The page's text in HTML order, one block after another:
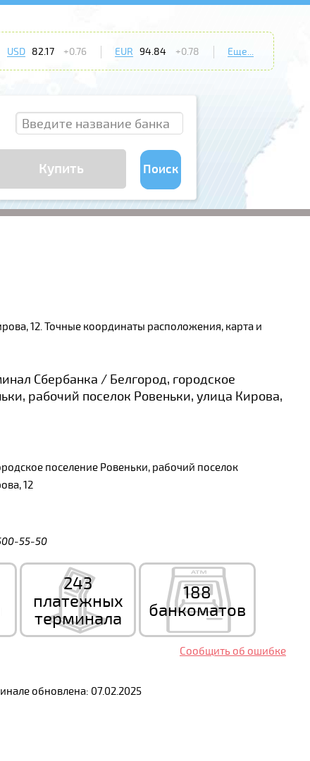
USD 82.17 +0.76 EUR 94.84 +0.78 Еще...
Купить Поиск
12. Точные координаты расположения, карта и
Сбербанка / Белгород, городское
рабочий поселок Ровеньки, улица Кирова,
поселение Ровеньки, рабочий поселок
12
55-50
243
платежных
терминала
188
банкоматов
Сообщить об ошибке
обновлена: 07.02.2025